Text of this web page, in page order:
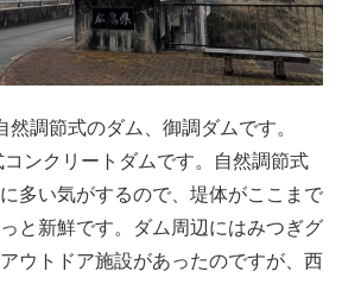
然調節式のダム、御調ダムです。
ンクリートダムです。自然調節式
多い気がするので、堤体がここまで
と新鮮です。ダム周辺にはみつぎグ
ウトドア施設があったのですが、西